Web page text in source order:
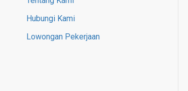
Hubungi Kami
Lowongan Pekerjaan